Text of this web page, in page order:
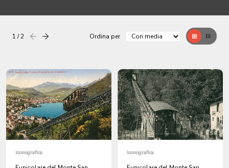
1 / 2 Precedentesuccessiva Ordina per GrigliaTable
Iconografica Iconografica